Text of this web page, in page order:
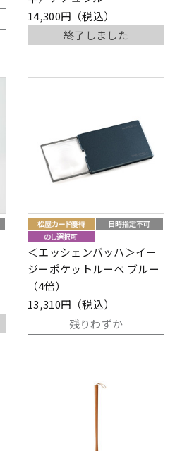
14,300円（税込）
終了しました
＜エッシェンバッハ＞イー
ジーポケットルーペ ブルー
（4倍）
13,310円（税込）
残りわずか